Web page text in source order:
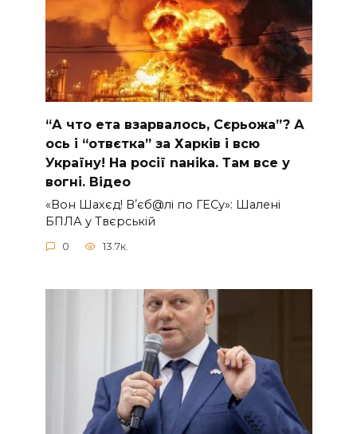
“А что ета взаpвалось, Сєрьожа”? А
ось і “отвєтка” за Харків і всю
Україну! На pосії nаніkа. Там вcе у
вoгні. Вiдео
«Вон Шахєд! Вʼєб@лі по ГЕСу»: Шалені
БПЛА у Твєрській
0 13.7к.